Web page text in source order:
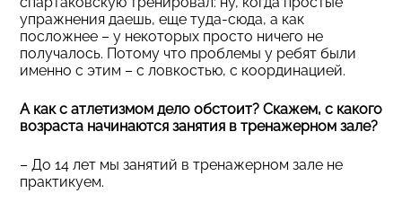
упражнения даешь, еще туда-сюда, а как
посложнее – у некоторых просто ничего не
получалось. Потому что проблемы у ребят были
именно с этим – с ловкостью, с координацией.
А как с атлетизмом дело обстоит? Скажем, с какого
возраста начинаются занятия в тренажерном зале?
– До 14 лет мы занятий в тренажерном зале не
практикуем.